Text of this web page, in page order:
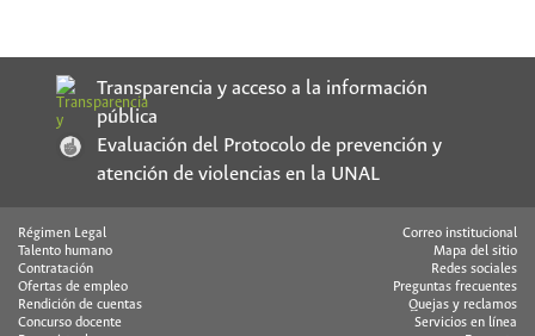
Transparencia y acceso a la información
pública
Evaluación del Protocolo de prevención y
atención de violencias en la UNAL
Régimen Legal
Talento humano
Contratación
Ofertas de empleo
Rendición de cuentas
Concurso docente
Correo institucional
Mapa del sitio
Redes sociales
Preguntas frecuentes
Quejas y reclamos
Servicios en línea